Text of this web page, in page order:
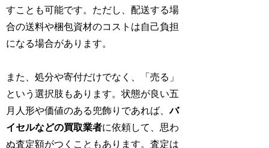
すことも可能です。ただし、配送する場
合の送料や梱包資材のコストは自己負担
になる場合があります。
また、処分や寄付だけでなく、「売る」
という選択肢もあります。状態が良い五
月人形や価値のある兜飾りであれば、バ
イセルなどの買取業者に依頼して、思わ
ぬ査定額がつくこともあります。査定は